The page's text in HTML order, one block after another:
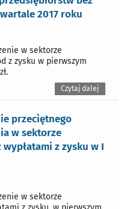
2017 roku
w sektorze
z zysku w pierwszym
Czytaj dalej
przeciętnego
w sektorze
z zysku w I
w sektorze